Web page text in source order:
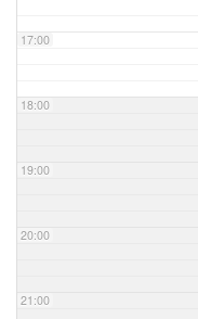
17:00
18:00
19:00
20:00
21:00